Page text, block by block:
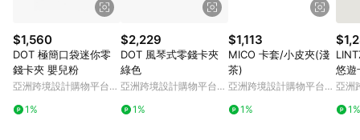
上，首次下載 Pinkoi APP 後，需透過 LINE 購物前往 Pinkoi 頁
面，方享導購資格。
$1,560
DOT 極簡口袋迷你零
錢卡夾 嬰兒粉
亞洲跨境設計購物平台
1%
$2,229
DOT 風琴式零錢卡夾
綠色
亞洲跨境設計購物平台
1%
$1,113
MICO 卡套/小皮夾(淺
茶)
亞洲跨境設計購物平台
1%
悠遊
亞洲
1%